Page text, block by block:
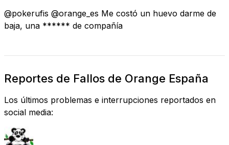
@pokerufis @orange_es Me costó un huevo darme de
baja, una ****** de compañía
Reportes de Fallos de Orange España
Los últimos problemas e interrupciones reportados en
social media: